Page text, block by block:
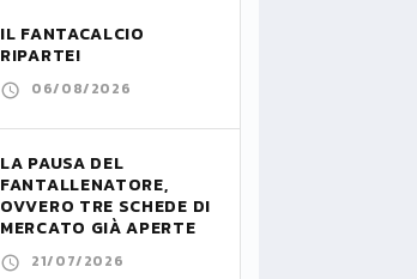
IL FANTACALCIO
RIPARTE!
06/08/2026
LA PAUSA DEL
FANTALLENATORE,
OVVERO TRE SCHEDE DI
MERCATO GIÀ APERTE
21/07/2026